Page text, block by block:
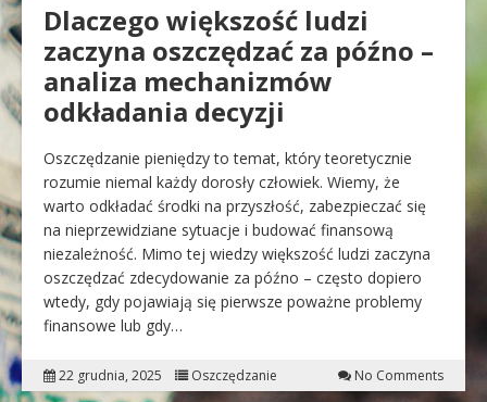
Dlaczego większość ludzi
zaczyna oszczędzać za późno –
analiza mechanizmów
odkładania decyzji
Oszczędzanie pieniędzy to temat, który teoretycznie
rozumie niemal każdy dorosły człowiek. Wiemy, że
warto odkładać środki na przyszłość, zabezpieczać się
na nieprzewidziane sytuacje i budować finansową
niezależność. Mimo tej wiedzy większość ludzi zaczyna
oszczędzać zdecydowanie za późno – często dopiero
wtedy, gdy pojawiają się pierwsze poważne problemy
finansowe lub gdy…
22 grudnia, 2025 Oszczędzanie No Comments